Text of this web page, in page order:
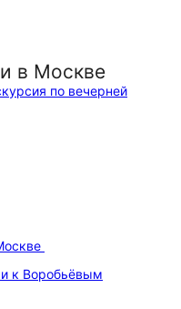
в Москве
и к Воробьёвым